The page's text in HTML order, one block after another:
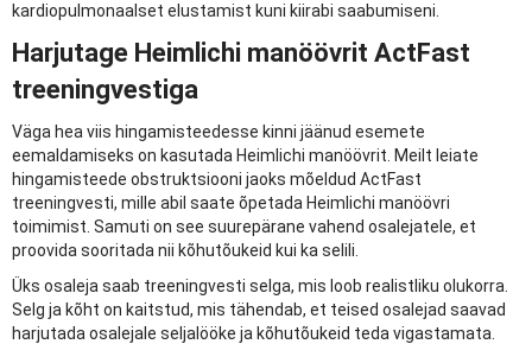
kardiopulmonaalset elustamist kuni kiirabi saabumiseni.
Harjutage Heimlichi manöövrit ActFast
treeningvestiga
Väga hea viis hingamisteedesse kinni jäänud esemete
eemaldamiseks on kasutada Heimlichi manöövrit. Meilt leiate
hingamisteede obstruktsiooni jaoks mõeldud ActFast
treeningvesti, mille abil saate õpetada Heimlichi manöövri
toimimist. Samuti on see suurepärane vahend osalejatele, et
proovida sooritada nii kõhutõukeid kui ka selili.
Üks osaleja saab treeningvesti selga, mis loob realistliku olukorra.
Selg ja kõht on kaitstud, mis tähendab, et teised osalejad saavad
harjutada osalejale seljalööke ja kõhutõukeid teda vigastamata.